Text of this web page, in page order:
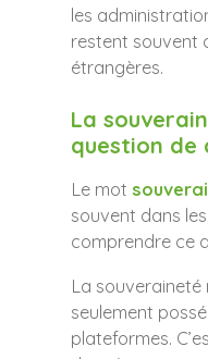
les
restent souvent
étrangères.
La
question de
Le mot
souvent dans
comprendre ce
La souveraineté
seulement
plateformes.